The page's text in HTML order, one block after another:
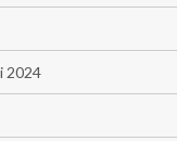
2024